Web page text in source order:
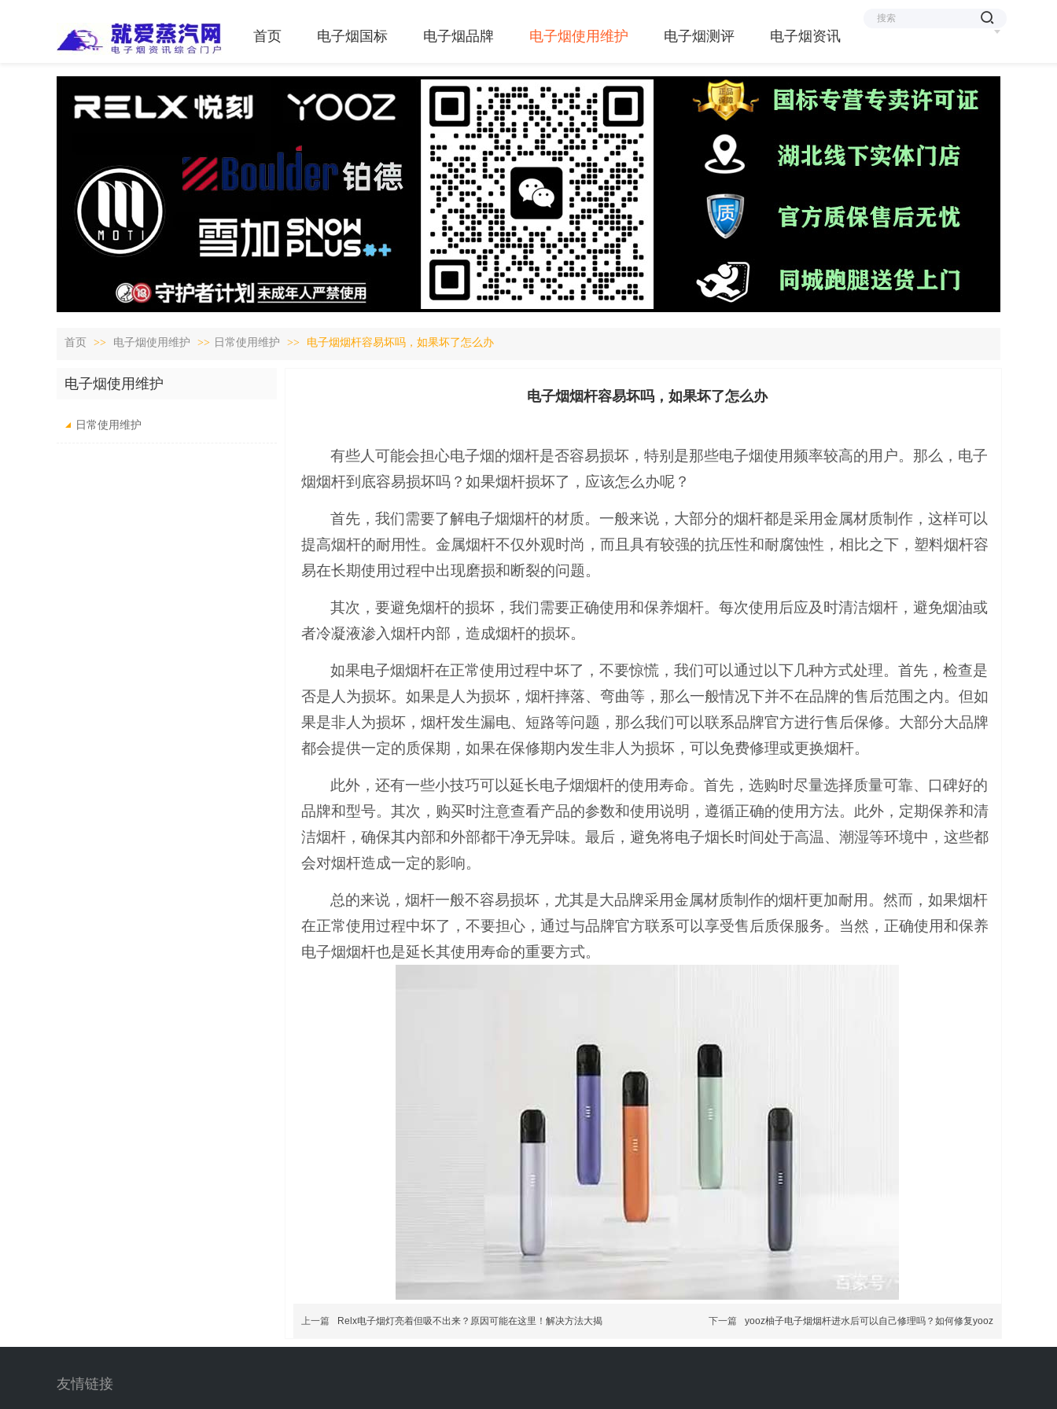
首页 电子烟国标 电子烟品牌 电子烟使用维护 电子烟测评 电子烟资讯
首页 >> 电子烟使用维护 >> 日常使用维护 >> 电子烟烟杆容易坏吗，如果坏了怎么办
电子烟使用维护
日常使用维护
电子烟烟杆容易坏吗，如果坏了怎么办
有些人可能会担心电子烟的烟杆是否容易损坏，特别是那些电子烟使用频率较高的用户。那么，电子
烟烟杆到底容易损坏吗？如果烟杆损坏了，应该怎么办呢？
首先，我们需要了解电子烟烟杆的材质。一般来说，大部分的烟杆都是采用金属材质制作，这样可以
提高烟杆的耐用性。金属烟杆不仅外观时尚，而且具有较强的抗压性和耐腐蚀性，相比之下，塑料烟杆容
易在长期使用过程中出现磨损和断裂的问题。
其次，要避免烟杆的损坏，我们需要正确使用和保养烟杆。每次使用后应及时清洁烟杆，避免烟油或
者冷凝液渗入烟杆内部，造成烟杆的损坏。
如果电子烟烟杆在正常使用过程中坏了，不要惊慌，我们可以通过以下几种方式处理。首先，检查是
否是人为损坏。如果是人为损坏，烟杆摔落、弯曲等，那么一般情况下并不在品牌的售后范围之内。但如
果是非人为损坏，烟杆发生漏电、短路等问题，那么我们可以联系品牌官方进行售后保修。大部分大品牌
都会提供一定的质保期，如果在保修期内发生非人为损坏，可以免费修理或更换烟杆。
此外，还有一些小技巧可以延长电子烟烟杆的使用寿命。首先，选购时尽量选择质量可靠、口碑好的
品牌和型号。其次，购买时注意查看产品的参数和使用说明，遵循正确的使用方法。此外，定期保养和清
洁烟杆，确保其内部和外部都干净无异味。最后，避免将电子烟长时间处于高温、潮湿等环境中，这些都
会对烟杆造成一定的影响。
总的来说，烟杆一般不容易损坏，尤其是大品牌采用金属材质制作的烟杆更加耐用。然而，如果烟杆
在正常使用过程中坏了，不要担心，通过与品牌官方联系可以享受售后质保服务。当然，正确使用和保养
电子烟烟杆也是延长其使用寿命的重要方式。
上一篇 Relx电子烟灯亮着但吸不出来？原因可能在这里！解决方法大揭 下一篇 yooz柚子电子烟烟杆进水后可以自己修理吗？如何修复yooz
友情链接